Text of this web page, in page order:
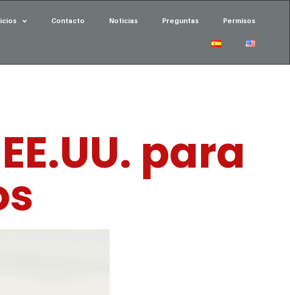
Contacto Noticias Preguntas Permisos
para